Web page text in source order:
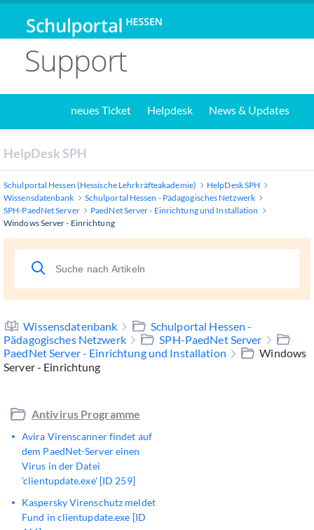
Support
neues Ticket Helpdesk News & Updates
HelpDesk SPH
Schulportal Hessen (Hessische Lehrkräfteakademie)
HelpDesk SPH
Wissensdatenbank
Schulportal Hessen - Pädagogisches Netzwerk
SPH-PaedNet Server
PaedNet Server - Einrichtung und Installation
Windows Server - Einrichtung
Wissensdatenbank
Schulportal Hessen -
Pädagogisches Netzwerk
SPH-PaedNet Server
PaedNet Server - Einrichtung und Installation
Windows
Server - Einrichtung
Antivirus Programme
Avira Virenscanner findet auf
dem PaedNet-Server einen
Virus in der Datei
'clientupdate.exe' [ID 259]
Kaspersky Virenschutz meldet
Fund in clientupdate.exe [ID